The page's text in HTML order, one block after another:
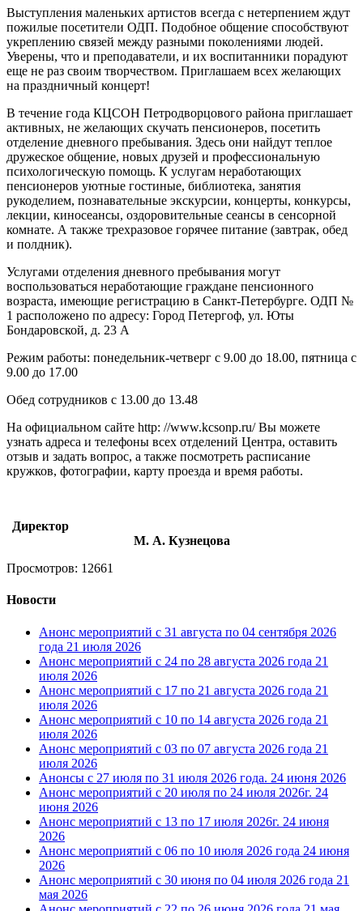
Выступления маленьких артистов всегда с нетерпением ждут
пожилые посетители ОДП. Подобное общение способствуют
укреплению связей между разными поколениями людей.
Уверены, что и преподаватели, и их воспитанники порадуют
еще не раз своим творчеством. Приглашаем всех желающих
на праздничный концерт!
В течение года КЦСОН Петродворцового района приглашает
активных, не желающих скучать пенсионеров, посетить
отделение дневного пребывания. Здесь они найдут теплое
дружеское общение, новых друзей и профессиональную
психологическую помощь. К услугам неработающих
пенсионеров уютные гостиные, библиотека, занятия
рукоделием, познавательные экскурсии, концерты, конкурсы,
лекции, киносеансы, оздоровительные сеансы в сенсорной
комнате. А также трехразовое горячее питание (завтрак, обед
и полдник).
Услугами отделения дневного пребывания могут
воспользоваться неработающие граждане пенсионного
возраста, имеющие регистрацию в Санкт-Петербурге. ОДП №
1 расположено по адресу: Город Петергоф, ул. Юты
Бондаровской, д. 23 А
Режим работы: понедельник-четверг с 9.00 до 18.00, пятница с
9.00 до 17.00
Обед сотрудников с 13.00 до 13.48
На официальном сайте http: //www.kcsonp.ru/ Вы можете
узнать адреса и телефоны всех отделений Центра, оставить
отзыв и задать вопрос, а также посмотреть расписание
кружков, фотографии, карту проезда и время работы.
Директор
М. А. Кузнецова
Просмотров: 12661
Новости
Анонс мероприятий с 31 августа по 04 сентября 2026
года 21 июля 2026
Анонс мероприятий с 24 по 28 августа 2026 года 21
июля 2026
Анонс мероприятий с 17 по 21 августа 2026 года 21
июля 2026
Анонс мероприятий с 10 по 14 августа 2026 года 21
июля 2026
Анонс мероприятий с 03 по 07 августа 2026 года 21
июля 2026
Анонсы с 27 июля по 31 июля 2026 года. 24 июня 2026
Анонс мероприятий с 20 июля по 24 июля 2026г. 24
июня 2026
Анонс мероприятий с 13 по 17 июля 2026г. 24 июня
2026
Анонс мероприятий с 06 по 10 июля 2026 года 24 июня
2026
Анонс мероприятий с 30 июня по 04 июля 2026 года 21
мая 2026